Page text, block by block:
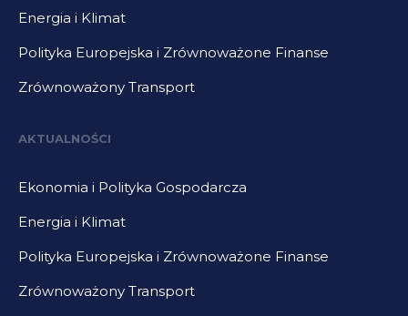
Energia i Klimat
Polityka Europejska i Zrównoważone Finanse
Zrównoważony Transport
AKTUALNOŚCI
Ekonomia i Polityka Gospodarcza
Energia i Klimat
Polityka Europejska i Zrównoważone Finanse
Zrównoważony Transport